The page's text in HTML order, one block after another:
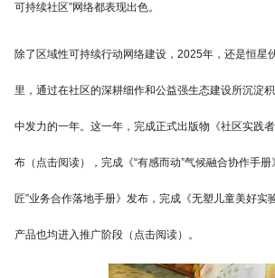
可持续社区”网络都表现出色。
除了区域性可持续行动网络建设，2025年，还是恒星
里，通过在社区的深耕细作和公益强生态建设所沉淀
中发力的一年。这一年，完成正式出版物《社区实践
布（点击阅读），完成《“有感而动”气候融合协作手
匠”业务合作落地手册》发布，完成《无塑儿童美好实
产品也均进入推广阶段（点击阅读）。